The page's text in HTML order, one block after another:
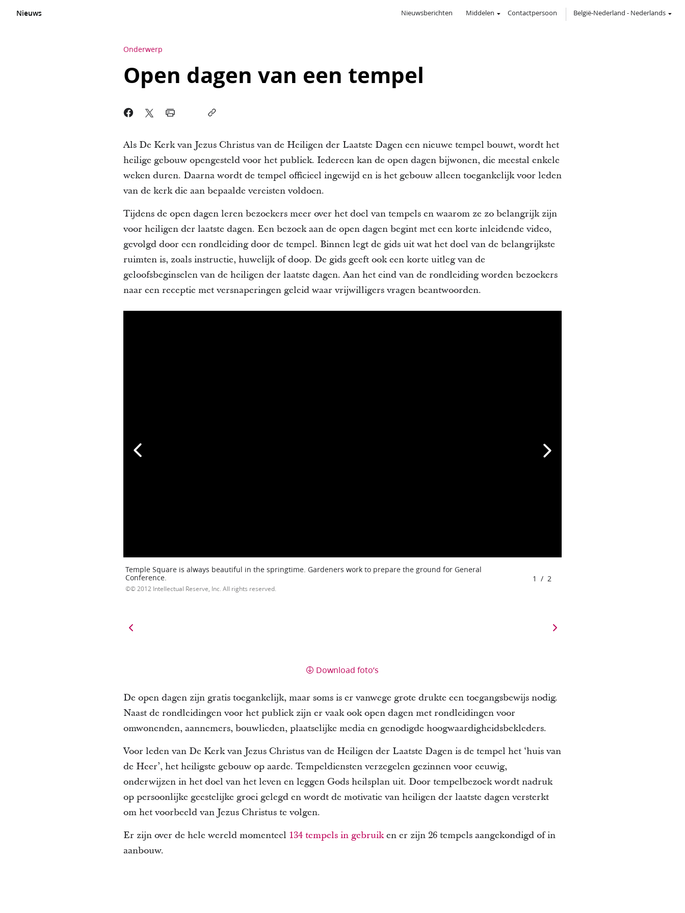
Nieuws Nieuwsberichten Middelen Contactpersoon België-Nederland - Nederlands
Onderwerp
Open dagen van een tempel
Als De Kerk van Jezus Christus van de Heiligen der Laatste Dagen een nieuwe tempel bouwt, wordt het
heilige gebouw opengesteld voor het publiek. Iedereen kan de open dagen bijwonen, die meestal enkele
weken duren. Daarna wordt de tempel officieel ingewijd en is het gebouw alleen toegankelijk voor leden
van de kerk die aan bepaalde vereisten voldoen.
Tijdens de open dagen leren bezoekers meer over het doel van tempels en waarom ze zo belangrijk zijn
voor heiligen der laatste dagen. Een bezoek aan de open dagen begint met een korte inleidende video,
gevolgd door een rondleiding door de tempel. Binnen legt de gids uit wat het doel van de belangrijkste
ruimten is, zoals instructie, huwelijk of doop. De gids geeft ook een korte uitleg van de
geloofsbeginselen van de heiligen der laatste dagen. Aan het eind van de rondleiding worden bezoekers
naar een receptie met versnaperingen geleid waar vrijwilligers vragen beantwoorden.
Temple Square is always beautiful in the springtime. Gardeners work to prepare the ground for General
Conference.
© 2012 Intellectual Reserve, Inc. All rights reserved.
1 / 2
Download foto’s
De open dagen zijn gratis toegankelijk, maar soms is er vanwege grote drukte een toegangsbewijs nodig.
Naast de rondleidingen voor het publiek zijn er vaak ook open dagen met rondleidingen voor
omwonenden, aannemers, bouwlieden, plaatselijke media en genodigde hoogwaardigheidsbekleders.
Voor leden van De Kerk van Jezus Christus van de Heiligen der Laatste Dagen is de tempel het ‘huis van
de Heer’, het heiligste gebouw op aarde. Tempeldiensten verzegelen gezinnen voor eeuwig,
onderwijzen in het doel van het leven en leggen Gods heilsplan uit. Door tempelbezoek wordt nadruk
op persoonlijke geestelijke groei gelegd en wordt de motivatie van heiligen der laatste dagen versterkt
om het voorbeeld van Jezus Christus te volgen.
Er zijn over de hele wereld momenteel 134 tempels in gebruiken er zijn 26 tempels aangekondigd of in
aanbouw.